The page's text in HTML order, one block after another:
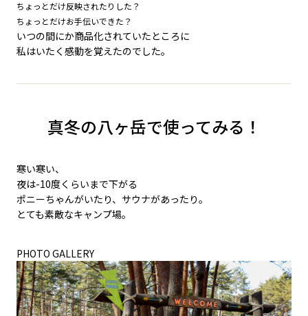
ちょっとだけ反映されたりした？
ちょっとだけお手伝いできた？
いつの間にか商品化されていたところに
私はいたく感動を覚えたのでした。
真冬の八ヶ岳で使ってみる！
寒い寒い、
夜は-10度くらいまで下がる
ポニーちゃんがいたり、サウナがあったり。
とても素敵なキャンプ場。
PHOTO GALLERY